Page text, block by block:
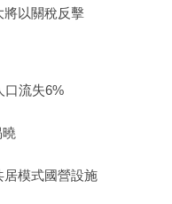
以關稅反擊
口流失6%
居模式國營設施